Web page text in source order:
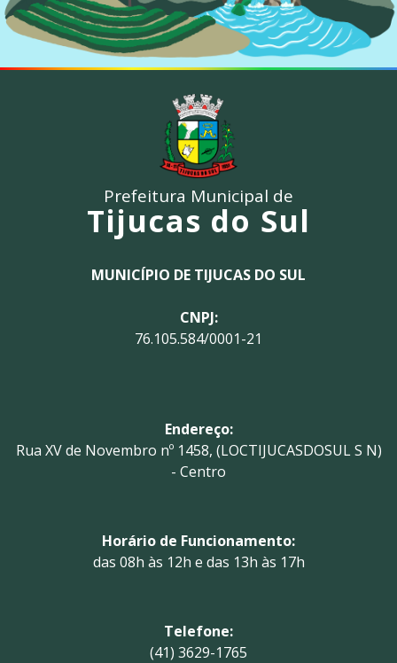
Prefeitura Municipal de
Tijucas do Sul
MUNICÍPIO DE TIJUCAS DO SUL
CNPJ:
76.105.584/0001-21
Endereço:
Rua XV de Novembro nº 1458, (LOCTIJUCASDOSUL S N)
- Centro
Horário de Funcionamento:
das 08h às 12h e das 13h às 17h
Telefone:
(41) 3629-1765